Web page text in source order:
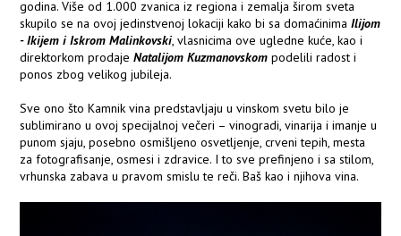
godina. Više od 1.000 zvanica iz regiona i zemalja širom sveta
skupilo se na ovoj jedinstvenoj lokaciji kako bi sa domaćinima Ilijom
- Ikijem i Iskrom Malinkovski, vlasnicima ove ugledne kuće, kao i
direktorkom prodajeNatalijom Kuzmanovskom podelili radost i
ponos zbog velikog jubileja.
Sve ono što Kamnik vina predstavljaju u vinskom svetu bilo je
sublimirano u ovoj specijalnoj večeri – vinogradi, vinarija i imanje u
punom sjaju, posebno osmišljeno osvetljenje, crveni tepih, mesta
za fotografisanje, osmesi i zdravice. I to sve prefinjeno i sa stilom,
vrhunska zabava u pravom smislu te reči. Baš kao i njihova vina.